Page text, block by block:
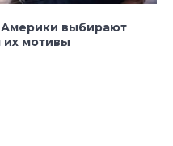
выбирают
их мотивы